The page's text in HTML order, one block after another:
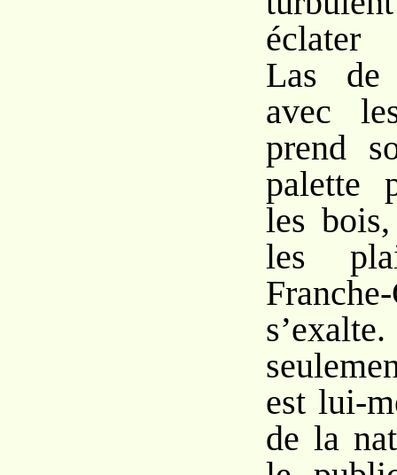
éclater
Las de
avec
prend
palette
les
les
est lui-
de la